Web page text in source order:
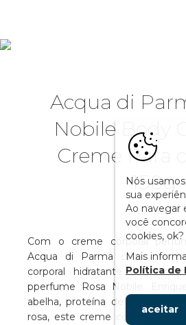
Acqua di
Nobile Body
Creme Para o
150g
Com o creme corporal
Acqua di Parma criou um
corporal hidratante e
pperfume Rosa Nobile.
abelha, proteína de arroz,
rosa, este creme corporal é
Nós
sua
Ao navegar
você
cookies, ok?
Mais
Política de
aceitar